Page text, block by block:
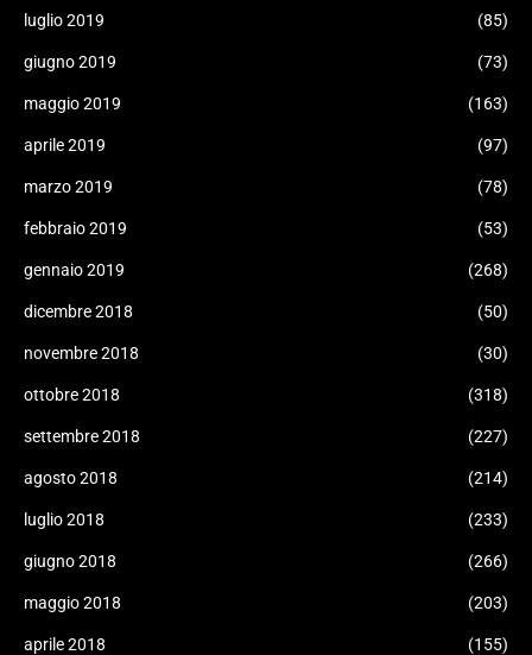
luglio 2019 (85)
giugno 2019 (73)
maggio 2019 (163)
aprile 2019 (97)
marzo 2019 (78)
febbraio 2019 (53)
gennaio 2019 (268)
dicembre 2018 (50)
novembre 2018 (30)
ottobre 2018 (318)
settembre 2018 (227)
agosto 2018 (214)
luglio 2018 (233)
giugno 2018 (266)
maggio 2018 (203)
aprile 2018 (155)